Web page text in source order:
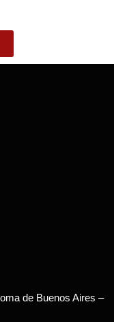
de Buenos Aires –